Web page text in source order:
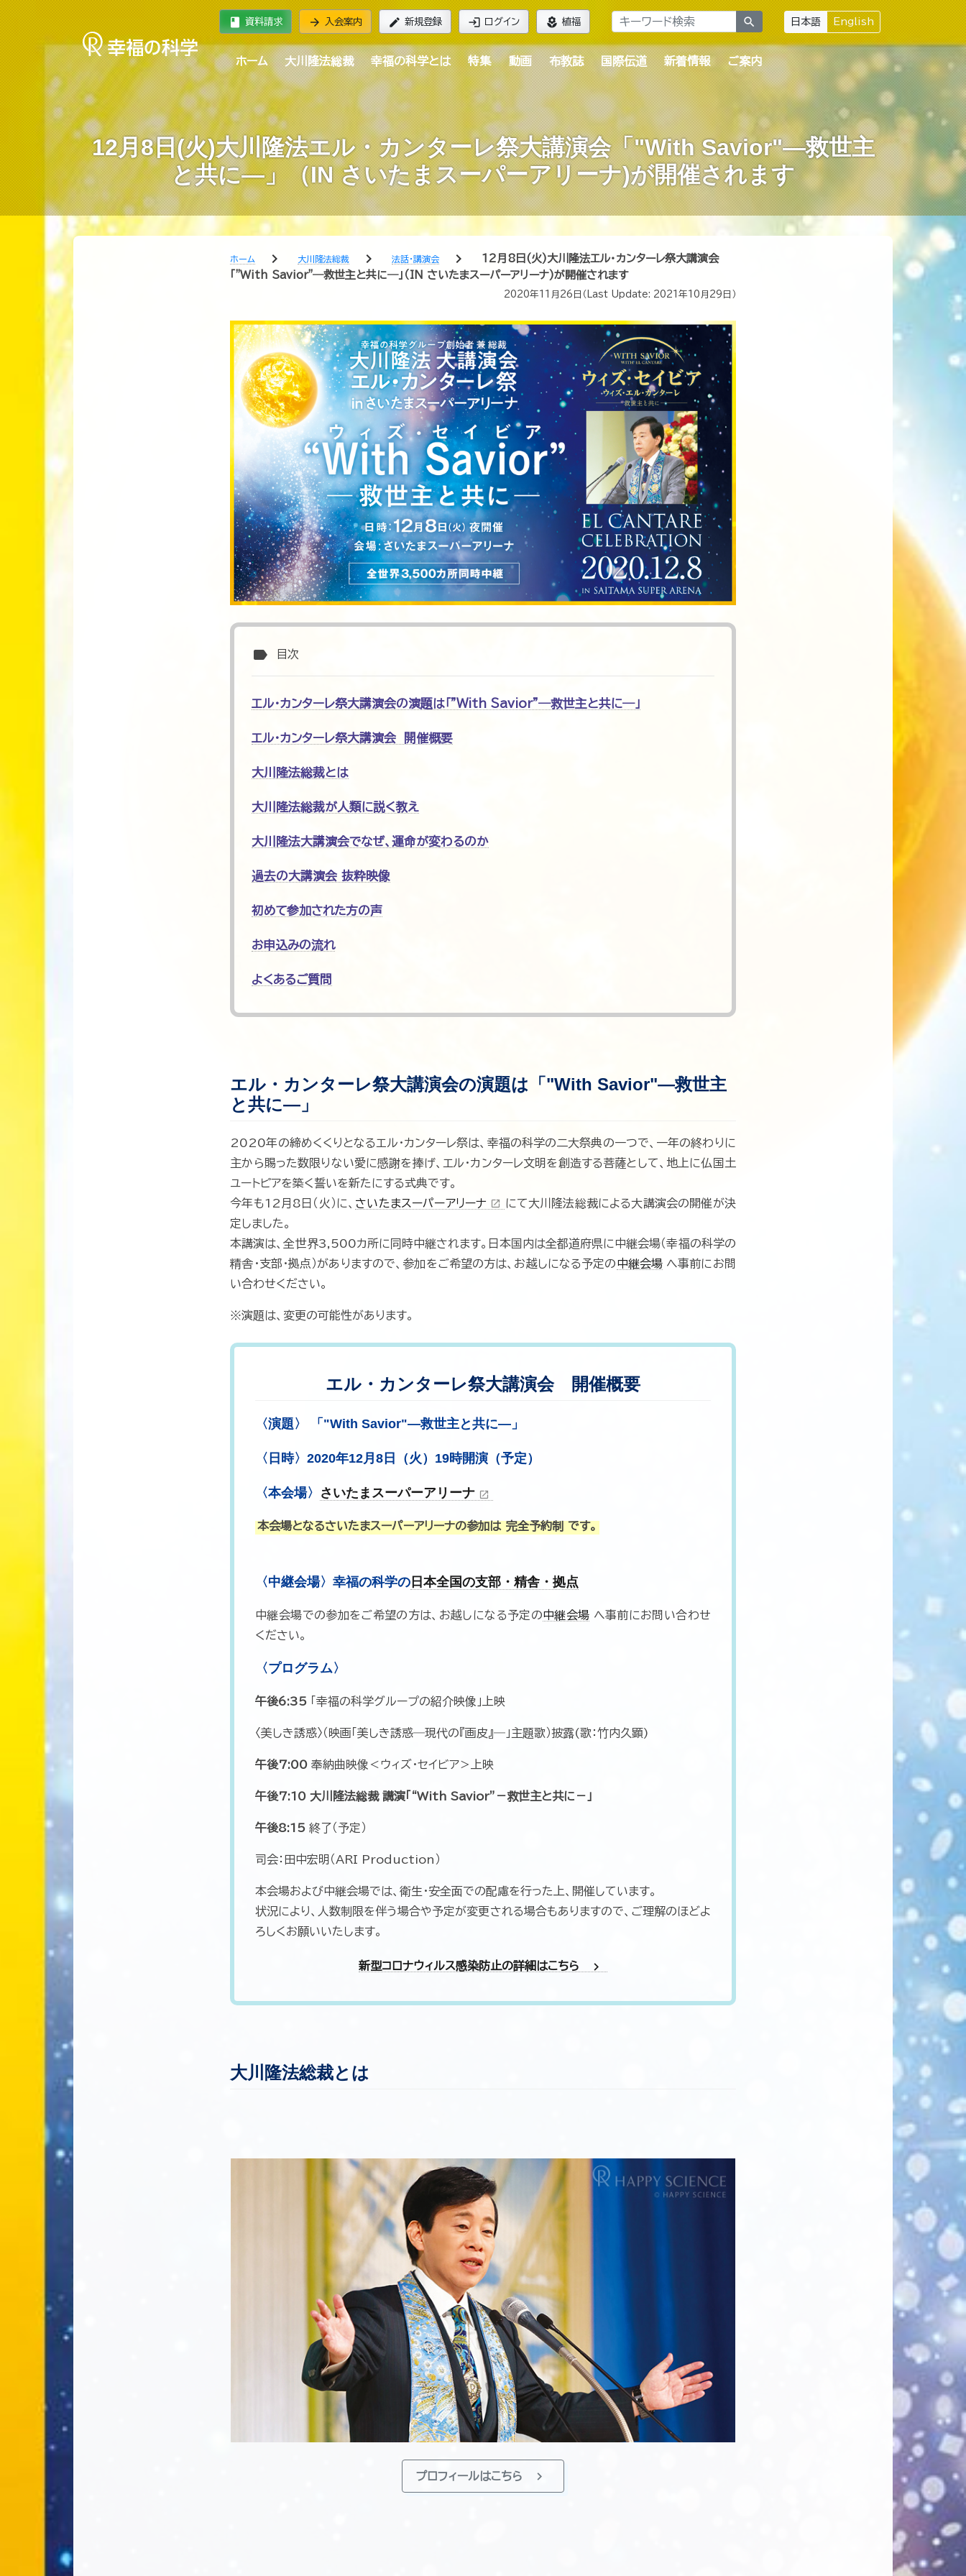
book 資料請求 arrow_forward 入会案内 edit 新規登録 login ログイン local_florist 植福 search 日本語 English
ホーム 大川隆法総裁 幸福の科学とは 特集 動画 布教誌 国際伝道 新着情報 ご案内
12月8日(火)大川隆法エル・カンターレ祭大講演会「"With Savior"―救世主
と共に―」（IN さいたまスーパーアリーナ)が開催されます
ホーム chevron_right 大川隆法総裁 chevron_right 法話・講演会 chevron_right
12月8日(火)大川隆法エル・カンターレ祭大講演会
「"With Savior"―救世主と共に―」（IN さいたまスーパーアリーナ)が開催されます
2020年11月26日 （Last Update: 2021年10月29日 ）
label 目次
エル・カンターレ祭大講演会の演題は「"With Savior"―救世主と共に―」
エル・カンターレ祭大講演会 開催概要
大川隆法総裁とは
大川隆法総裁が人類に説く教え
大川隆法大講演会でなぜ、運命が変わるのか
過去の大講演会 抜粋映像
初めて参加された方の声
お申込みの流れ
よくあるご質問
エル・カンターレ祭大講演会の演題は「"With Savior"―救世主
と共に―」
2020年の締めくくりとなるエル・カンターレ祭は、幸福の科学の二大祭典の一つで、一年の終わりに
主から賜った数限りない愛に感謝を捧げ、エル・カンターレ文明を創造する菩薩として、地上に仏国土
ユートピアを築く誓いを新たにする式典です。
今年も12月8日（火）に、 さいたまスーパーアリーナ open_in_new にて大川隆法総裁による大講演会の開催が決
定しました。
本講演は、全世界3,500カ所に同時中継されます。日本国内は全都道府県に中継会場（幸福の科学の
精舎・支部・拠点）がありますので、参加をご希望の方は、お越しになる予定の中継会場へ事前にお問
い合わせください。
※演題は、変更の可能性があります。
エル・カンターレ祭大講演会 開催概要
〈演題〉 「"With Savior"―救世主と共に―」
〈日時〉2020年12月8日（火）19時開演（予定）
〈本会場〉 さいたまスーパーアリーナ open_in_new
本会場となるさいたまスーパーアリーナの参加は 完全予約制 です。
〈中継会場〉幸福の科学の 日本全国の支部・精舎・拠点
中継会場での参加をご希望の方は、お越しになる予定の中継会場 へ事前にお問い合わせ
ください。
〈プログラム〉
午後6:35 「幸福の科学グループの紹介映像」上映
〈美しき誘惑〉（映画「美しき誘惑―現代の『画皮』―」主題歌）披露(歌：竹内久顕)
午後7:00 奉納曲映像＜ウィズ・セイビア＞上映
午後7:10 大川隆法総裁 講演「“With Savior”－救世主と共に－」
午後8:15 終了（予定）
司会：田中宏明（ARI Production）
本会場および中継会場では、衛生・安全面での配慮を行った上、開催しています。
状況により、人数制限を伴う場合や予定が変更される場合もありますので、ご理解のほどよ
ろしくお願いいたします。
新型コロナウィルス感染防止の詳細はこちら chevron_right
大川隆法総裁とは
プロフィールはこちら chevron_right